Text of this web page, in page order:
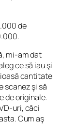
de
mi-am dat
ce să iau şi
cantitate
scanez şi să
de originale.
uri, căci
Cum aş